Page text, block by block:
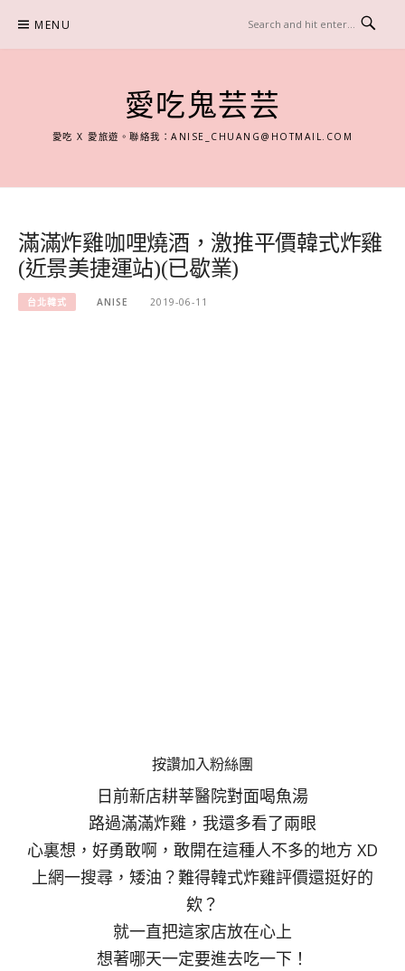
content
MENU
愛吃鬼芸芸
愛吃 X 愛旅遊。聯絡我：ANISE_CHUANG@HOTMAIL.COM
滿滿炸雞咖哩燒酒，激推平價韓式炸雞
(近景美捷運站)(已歇業)
台北韓式 ANISE 2019-06-11
按讚加入粉絲團
日前新店耕莘醫院對面喝魚湯
路過滿滿炸雞，我還多看了兩眼
心裏想，好勇敢啊，敢開在這種人不多的地方 XD
上網一搜尋，矮油？難得韓式炸雞評價還挺好的
欸？
就一直把這家店放在心上
想著哪天一定要進去吃一下！